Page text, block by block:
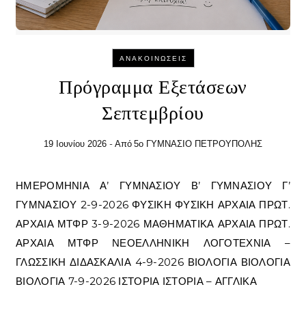
ΑΝΑΚΟΙΝΏΣΕΙΣ
Πρόγραμμα Εξετάσεων
Σεπτεμβρίου
19 Ιουνίου 2026 - Από 5ο ΓΥΜΝΑΣΙΟ ΠΕΤΡΟΥΠΟΛΗΣ
ΗΜΕΡΟΜΗΝΙΑ Α’ ΓΥΜΝΑΣΙΟΥ Β’ ΓΥΜΝΑΣΙΟΥ Γ’
ΓΥΜΝΑΣΙΟΥ 2-9-2026 ΦΥΣΙΚΗ ΦΥΣΙΚΗ ΑΡΧΑΙΑ ΠΡΩΤ.
ΑΡΧΑΙΑ ΜΤΦΡ 3-9-2026 ΜΑΘΗΜΑΤΙΚΑ ΑΡΧΑΙΑ ΠΡΩΤ.
ΑΡΧΑΙΑ ΜΤΦΡ ΝΕΟΕΛΛΗΝΙΚΗ ΛΟΓΟΤΕΧΝΙΑ –
ΓΛΩΣΣΙΚΗ ΔΙΔΑΣΚΑΛΙΑ 4-9-2026 ΒΙΟΛΟΓΙΑ ΒΙΟΛΟΓΙΑ
ΒΙΟΛΟΓΙΑ 7-9-2026 ΙΣΤΟΡΙΑ ΙΣΤΟΡΙΑ – ΑΓΓΛΙΚΑ